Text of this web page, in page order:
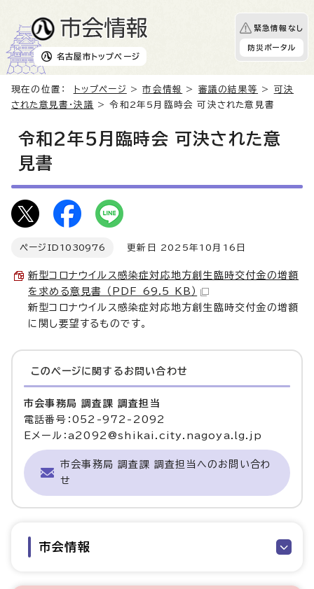
名古屋市 トップページ
緊急情報なし
防災ポータル
現在の位置： トップページ >市会情報 > 審議の結果等 > 可決
された意見書・決議
> 令和2年5月臨時会 可決された意見書
令和2年5月臨時会 可決された意
見書
ページID 1030976 更新日 2025年10月16日
新型コロナウイルス感染症対応地方創生臨時交付金の増額
を求める意見書 （PDF 69.5 KB）
新型コロナウイルス感染症対応地方創生臨時交付金の増額
に関し要望するものです。
このページに関する お問い合わせ
市会事務局 調査課 調査担当
電話番号：052-972-2092
Eメール：a2092@shikai.city.nagoya.lg.jp
市会事務局 調査課 調査担当へのお問い合わ
せ
市会情報